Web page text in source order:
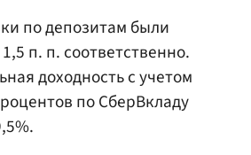
по депозитам были
п. п. соответственно.
доходность с учетом
по СберВкладу